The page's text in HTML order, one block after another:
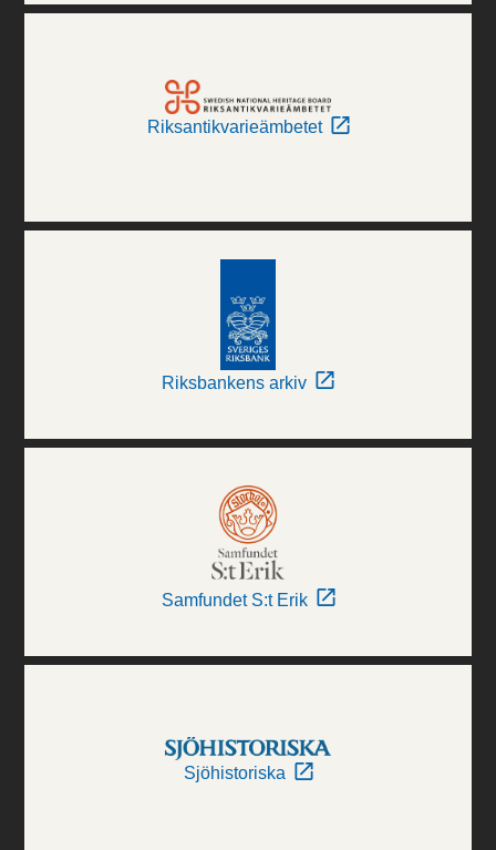
Riksantikvarieämbetet
Riksbankens arkiv
Samfundet S:t Erik
Sjöhistoriska